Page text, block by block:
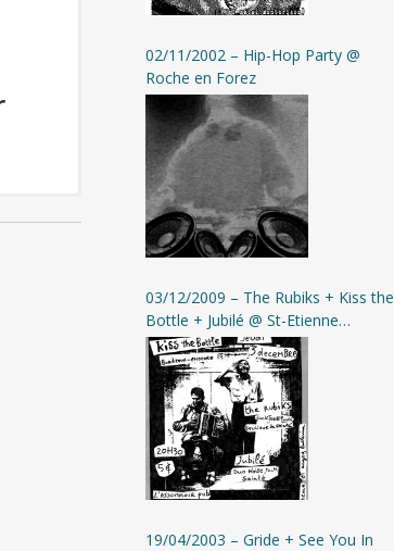
02/11/2002 – Hip-Hop Party @
Roche en Forez
03/12/2009 – The Rubiks + Kiss the
Bottle + Jubilé @ St-Etienne
(L’Assommoir)
19/04/2003 – Gride + See You In